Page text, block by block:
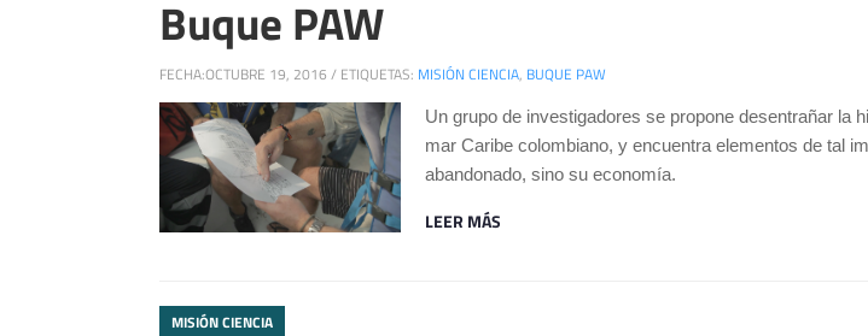
Buque PAW
FECHA:OCTUBRE 19, 2016 / ETIQUETAS: MISIÓN CIENCIA, BUQUE PAW
Un grupo de investigadores se propone desentrañar la
mar Caribe colombiano, y encuentra elementos de tal
abandonado, sino su economía.
LEER MÁS
MISIÓN CIENCIA